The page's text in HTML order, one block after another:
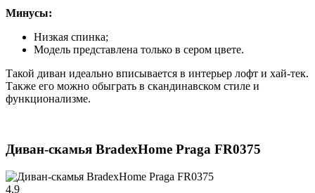
Минусы:
Низкая спинка;
Модель представлена только в сером цвете.
Такой диван идеально вписывается в интерьер лофт и хай-тек.
Также его можно обыграть в скандинавском стиле и
функционализме.
Диван-скамья BradexHome Praga FR0375
4.9